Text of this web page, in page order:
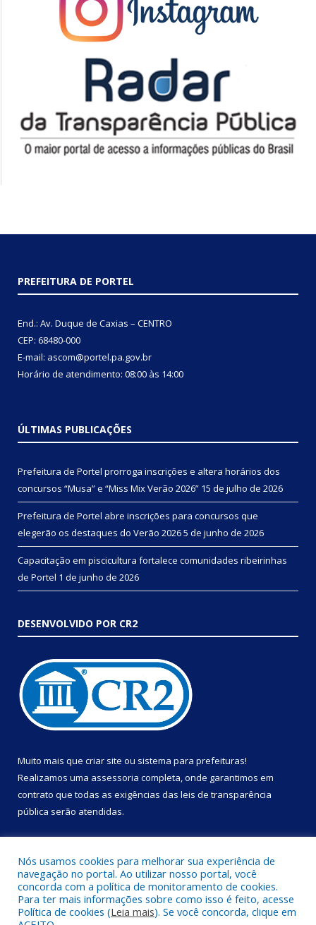
PREFEITURA DE PORTEL
End.: Av. Duque de Caxias – CENTRO
CEP: 68480-000
E-mail: ascom@portel.pa.gov.br
Horário de atendimento: 08:00 às 14:00
ÚLTIMAS PUBLICAÇÕES
Prefeitura de Portel prorroga inscrições e altera horários dos
concursos “Musa” e “Miss Mix Verão 2026” 15 de julho de 2026
Prefeitura de Portel abre inscrições para concursos que
elegerão os destaques do Verão 20265 de junho de 2026
Capacitação em piscicultura fortalece comunidades ribeirinhas
de Portel 1 de junho de 2026
DESENVOLVIDO POR CR2
Muito mais que criar site ou sistema para prefeituras!
Realizamos uma assessoria completa, onde garantimos em
contrato que todas as exigências das leis de transparência
pública serão atendidas.
Todos os direitos reservados a Prefeitura Municipal de Portel.
Nós usamos cookies para melhorar sua experiência de
navegação no portal. Ao utilizar nosso portal, você
concorda com a política de monitoramento de cookies.
Para ter mais informações sobre como isso é feito, acesse
Política de cookies (Leia mais). Se você concorda, clique em